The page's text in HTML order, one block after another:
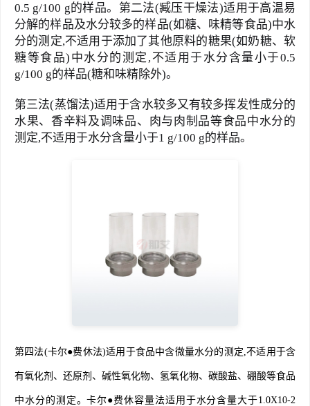
0.5 g/100 g的样品。第二法(臧压干燥法)适用于高温易
分解的样品及水分较多的样品(如糖、味精等食品)中水
分的测定,不适用于添加了其他原料的糖果(如奶糖、软
糖等食品)中水分的测定,不适用于水分含量小于0.5
g/100 g的样品(糖和味精除外)。
第三法(蒸馏法)适用于含水较多又有较多挥发性成分的
水果、香辛料及调味品、肉与肉制品等食品中水分的
第四法(卡尔●费休法)适用于食品中含微量水分的测定,不适用于含
有氧化剂、还原剂、碱性氧化物、氢氧化物、碳酸盐、硼酸等食品
中水分的测定。卡尔●费休容量法适用于水分含量大于1.0X10-2